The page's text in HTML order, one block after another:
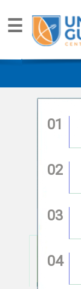
Graduação
Mestrado
Egressos
Extensão
Instituição
Empresa
Tenha
polo
☰
01
02
03
04